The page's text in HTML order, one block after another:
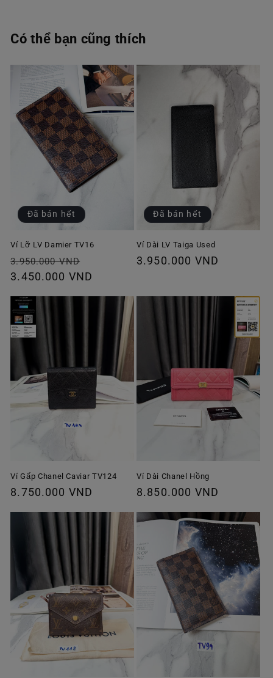
Có thể bạn cũng thích
Đã bán hết
Ví Lỡ LV Damier TV16
Giá
thông
3.950.000 VND
ưu
3.450.000 VND
Đã bán hết
Ví Dài LV Taiga Used
Giá
3.950.000 VND
Ví Gấp Chanel Caviar TV124
Giá
8.750.000 VND
Ví Dài Chanel Hồng
Giá
thường
8.850.000 VND